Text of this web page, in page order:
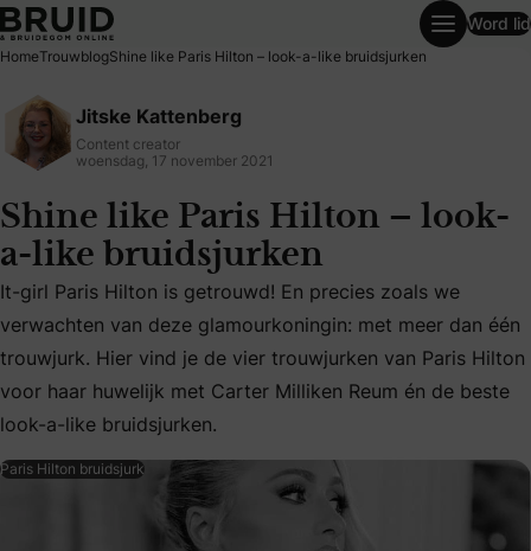
Shine like Paris Hilton – look-a-like bruidsjurken
Word lid
HomeTrouwblogShine like Paris Hilton – look-a-like bruidsjurken
Jitske Kattenberg
Content creator
woensdag, 17 november 2021
Shine like Paris Hilton – look-
a-like bruidsjurken
It-girl Paris Hilton is getrouwd! En precies zoals we
It-girl Paris Hilton is getrouwd! En precies zoals we
verwachten van deze glamourkoningin: met meer dan één
trouwjurk. Hier vind je de vier trouwjurken van Paris Hilton
voor haar huwelijk met Carter Milliken Reum én de beste
look-a-like bruidsjurken.
Paris Hilton bruidsjurk